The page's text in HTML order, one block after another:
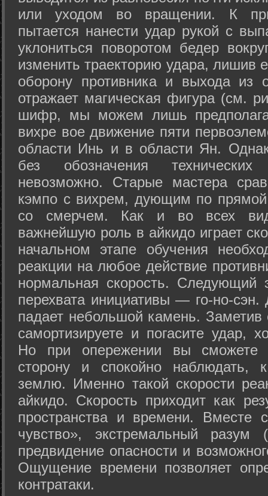
или уходом во вращении. К
пытается нанести удар рукой с
уклониться поворотом бедер
изменить траекторию удара, лишив
оборону противника и выхода из
отражает магическая фигура (см.
шифр, мы можем лишь
вихре вое движение пяти
области Инь и в области Ян.
без обозначения
невозможно. Старые мастера
кэмпо с вихрем, дующим по
со смерчем. Как и во всех
важнейшую роль в айкидо играет
начальном этапе обучения
реакции на любое действие
нормальная скорость.
перехвата инициативы — го-но-
падает небольшой камень.
самортизируете и погасите удар,
Но при опережении вы сможете
сторону и спокойно наблюдать,
землю. Именно такой скорости
айкидо. Скорость приходит как
пространства и времени. Вместе
чувство», экстремальный разум
предвидение опасности и
Ощущение времени позволяет
контратаки.